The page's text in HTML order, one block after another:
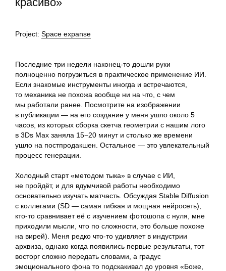
Project: Space expanse
Последние три недели наконец-то дошли руки
полноценно погрузиться в практическое применение ИИ.
Если знакомые инструменты иногда и встречаются,
то механика не похожа вообще ни на что, с чем
мы работали ранее. Посмотрите на изображении
в публикации — на его создание у меня ушло около 5
часов, из которых сборка скетча геометрии c нашим лого
в 3Ds Max заняла 15−20 минут и столько же времени
ушло на постпродакшен. Остальное — это увлекательный
процесс генерации.
Холодный старт «методом тыка» в случае с ИИ,
не пройдёт, и для вдумчивой работы необходимо
основательно изучать матчасть. Обсуждая Stable Diffusion
с коллегами (SD — самая гибкая и мощная нейросеть),
кто-то сравнивает её с изучением фотошопа с нуля, мне
приходили мысли, что по сложности, это больше похоже
на вирей). Меня редко что-то удивляет в индустрии
архвиза, однако когда появились первые результаты, тот
восторг сложно передать словами, а градус
эмоционального фона то подскакивал до уровня «Боже,